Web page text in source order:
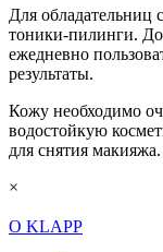
Для
тоники-пилинги.
ежедневно
результаты.
Кожу необходимо
водостойкую
для снятия макияжа.
×
О KLAPP